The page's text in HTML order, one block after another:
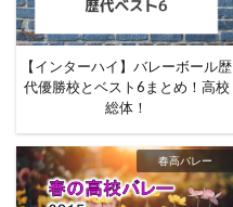
【インターハイ】バレーボール歴
代優勝校とベスト6まとめ！高校
総体！
春高バレー